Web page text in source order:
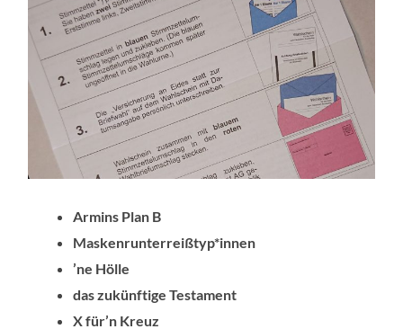
Armins Plan B
Maskenrunterreißtyp*innen
’ne Hölle
das zukünftige Testament
X für’n Kreuz